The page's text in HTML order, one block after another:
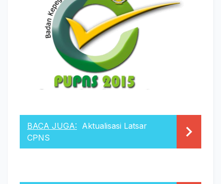
BACA JUGA: Aktualisasi Latsar
CPNS